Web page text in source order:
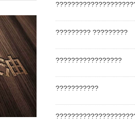
????????? ?????????
?????????????????
???????????